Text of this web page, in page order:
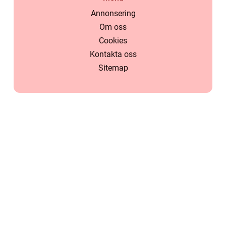
Annonsering
Om oss
Cookies
Kontakta oss
Sitemap